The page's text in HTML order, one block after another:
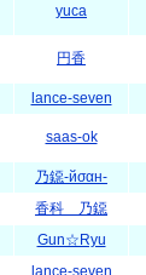
yuca
円香
lance-seven
saas-ok
乃鐚-йσαн-
香科 乃鐚
Gun☆Ryu
lance-seven